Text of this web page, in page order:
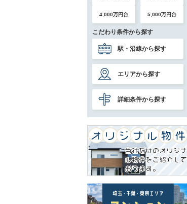
4,000万円台 5,000万円台
こだわり条件から探す
駅・沿線から探す
エリアから探す
詳細条件から探す